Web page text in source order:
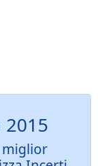
miglior